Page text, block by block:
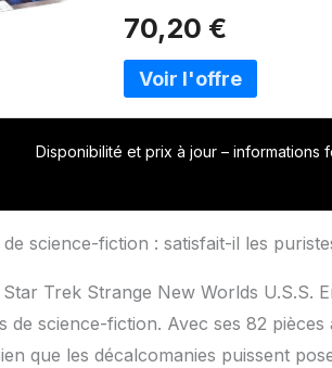
un coffre à queue de
comme on le voit dans
2 comprend 82 pièces,
instructions claires pour les
moderne du navire Prêt à
70,20 €
Disponibilité et prix à jour – informations
science-fiction : satisfait-il les
Trek Strange New Worlds U.S.S.
de science-fiction. Avec ses 82
que les décalcomanies puissent